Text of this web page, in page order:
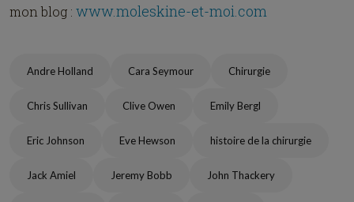
mon blog : www.moleskine-et-moi.com
Andre Holland Cara Seymour Chirurgie
Chris Sullivan Clive Owen Emily Bergl
Eric Johnson Eve Hewson histoire de la chirurgie
Jack Amiel Jeremy Bobb John Thackery